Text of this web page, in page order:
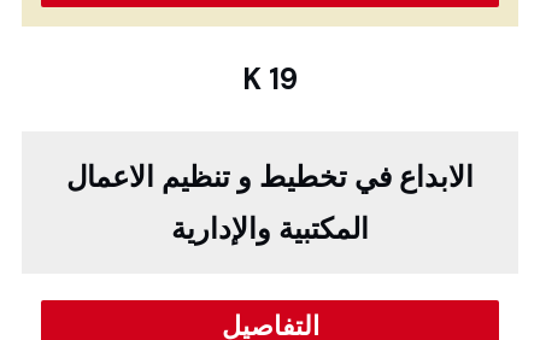
K 19
الابداع في تخطيط و تنظيم الاعمال
المكتبية والإدارية
التفاصيل